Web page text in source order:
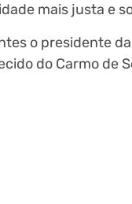
mais justa e
o presidente
do Carmo de